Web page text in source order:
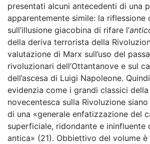
presentati alcuni antecedenti di una
apparentemente simile: la riflessione
sull’illusione giacobina di rifare l’
della deriva terrorista della
valutazione di Marx sull’uso del
rivoluzionari dell’Ottantanove e sul
dell’ascesa di Luigi Napoleone.
evidenzia come i grandi classici
novecentesca sulla Rivoluzione
di una «generale enfatizzazione del
superficiale, ridondante e ininfluente
antica» (21). Obbiettivo del volume